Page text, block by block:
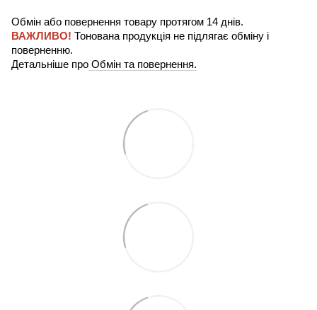
Обмін або повернення товару протягом 14 днів.
ВАЖЛИВО! Тонована продукція не підлягає обміну і
поверненню.
Детальніше про Обмін та повернення.